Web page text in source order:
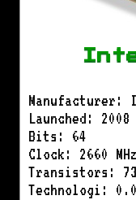
Manufacturer:
Launched: 2008
Bits: 64
Clock: 2660 MHz
Transistors:
Technologi: